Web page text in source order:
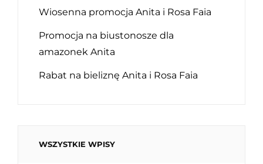
Wiosenna promocja Anita i Rosa Faia
Promocja na biustonosze dla
amazonek Anita
Rabat na bieliznę Anita i Rosa Faia
WSZYSTKIE WPISY